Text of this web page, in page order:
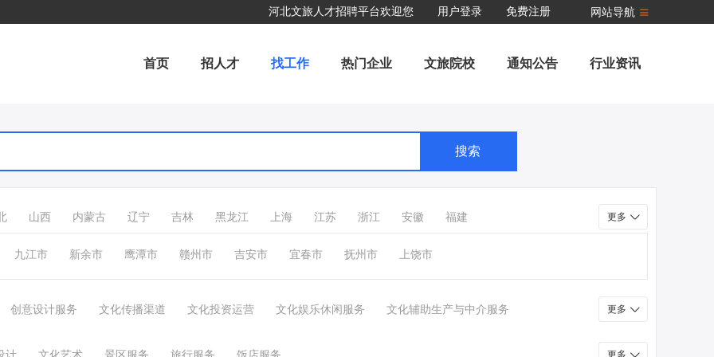
河北文旅人才招聘平台欢迎您 用户登录 免费注册 网站导航
首页 招人才 找工作 热门企业 文旅院校 通知公告 行业资讯
搜索
山西 内蒙古 辽宁 吉林 黑龙江 上海 江苏 浙江 安徽 福建 更多
九江市 新余市 鹰潭市 赣州市 吉安市 宜春市 抚州市 上饶市
创意设计服务 文化传播渠道 文化投资运营 文化娱乐休闲服务 文化辅助生产与中介服务 更多
更多